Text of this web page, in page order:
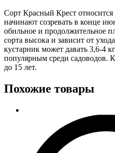
Сорт Красный Крест
начинают созревать в конце
обильное и продолжительное
сорта высока и зависит от
кустарник может давать 3,6-4
популярным среди садоводов.
до 15 лет.
Похожие товары